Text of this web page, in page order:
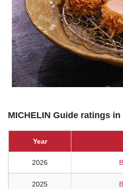
MICHELIN Guide ratings
Year
2026
2025